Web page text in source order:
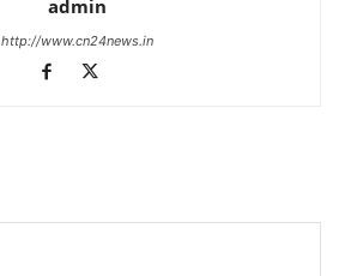
admin
http://www.cn24news.in